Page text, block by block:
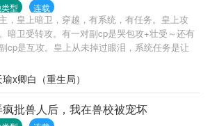
型 连载
，皇上暗卫，穿越，有系统，有任务。皇上攻
暗卫受转攻。有一对副cp是哭包攻+壮受～还有
cp是互攻。皇上从未掉过眼泪，系统任务是让
子，主打一个爽文，愉快恋爱，双向奔赴，甜
前期有轻虐身，不虐心。全程甜宠～这是什么人
！林默欲哭无泪，刚刚升任大区总监的他在庆
就被电晕，醒过来竟然在皇帝苏景皓的榻上！
x卿白（重生局）
批兽人后，我在兽校被宠坏